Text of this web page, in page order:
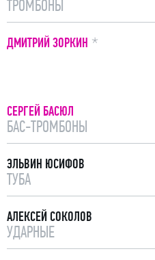
ТРОМБОНЫ
ДМИТРИЙ ЗОРКИН ПРИМЕЧАНИЕ
СЕРГЕЙ БАСЮЛ
БАС-ТРОМБОНЫ
ЭЛЬВИН ЮСИФОВ
ТУБА
АЛЕКСЕЙ СОКОЛОВ
УДАРНЫЕ